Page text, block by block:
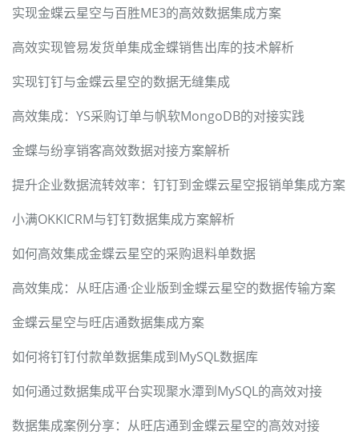
实现金蝶云星空与百胜ME3的高效数据集成方案
高效实现管易发货单集成金蝶销售出库的技术解析
实现钉钉与金蝶云星空的数据无缝集成
高效集成：YS采购订单与帆软MongoDB的对接实践
金蝶与纷享销客高效数据对接方案解析
提升企业数据流转效率：钉钉到金蝶云星空报销单集成方案
小满OKKICRM与钉钉数据集成方案解析
如何高效集成金蝶云星空的采购退料单数据
高效集成：从旺店通·企业版到金蝶云星空的数据传输方案
金蝶云星空与旺店通数据集成方案
如何将钉钉付款单数据集成到MySQL数据库
如何通过数据集成平台实现聚水潭到MySQL的高效对接
数据集成案例分享：从旺店通到金蝶云星空的高效对接